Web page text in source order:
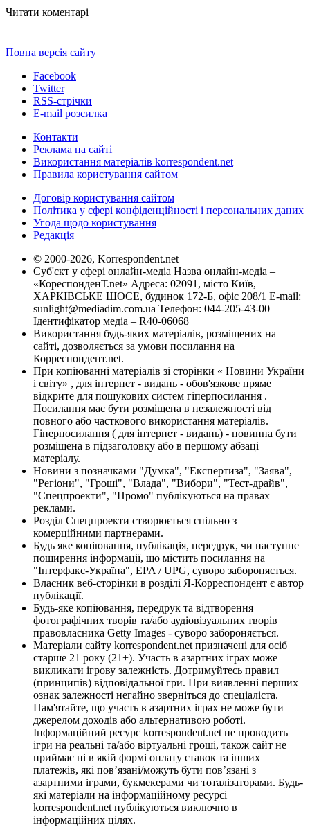
Читати коментарі
Повна версія сайту
Facebook
Twitter
RSS-стрічки
E-mail розсилка
Контакти
Реклама на сайті
Використання матеріалів korrespondent.net
Правила користування сайтом
Договір користування сайтом
Політика у сфері конфіденційності і персональних даних
Угода щодо користування
Редакція
© 2000-2026, Korrespondent.net
Суб'єкт у сфері онлайн-медіа Назва онлайн-медіа –
«КореспонденТ.net» Адреса: 02091, місто Київ,
ХАРКІВСЬКЕ ШОСЕ, будинок 172-Б, офіс 208/1 E-mail:
sunlight@mediadim.com.ua Телефон: 044-205-43-00
Ідентифікатор медіа – R40-06068
Використання будь-яких матеріалів, розміщених на
сайті, дозволяється за умови посилання на
Корреспондент.net.
При копіюванні матеріалів зі сторінки « Новини України
і світу» , для інтернет - видань - обов'язкове пряме
відкрите для пошукових систем гіперпосилання .
Посилання має бути розміщена в незалежності від
повного або часткового використання матеріалів.
Гіперпосилання ( для інтернет - видань) - повинна бути
розміщена в підзаголовку або в першому абзаці
матеріалу.
Новини з позначками "Думка", "Експертиза", "Заява",
"Регіони", "Гроші", "Влада", "Вибори", "Тест-драйв",
"Спецпроекти", "Промо" публікуються на правах
реклами.
Розділ Спецпроекти створюється спільно з
комерційними партнерами.
Будь яке копіювання, публікація, передрук, чи наступне
поширення інформації, що містить посилання на
"Інтерфакс-Україна", EPA / UPG, суворо забороняється.
Власник веб-сторінки в розділі Я-Корреспондент є автор
публікації.
Будь-яке копіювання, передрук та відтворення
фотографічних творів та/або аудіовізуальних творів
правовласника Getty Images - суворо забороняється.
Матеріали сайту korrespondent.net призначені для осіб
старше 21 року (21+). Участь в азартних іграх може
викликати ігрову залежність. Дотримуйтесь правил
(принципів) відповідальної гри. При виявленні перших
ознак залежності негайно зверніться до спеціаліста.
Пам'ятайте, що участь в азартних іграх не може бути
джерелом доходів або альтернативою роботі.
Інформаційний ресурс korrespondent.net не проводить
ігри на реальні та/або віртуальні гроші, також сайт не
приймає ні в якій формі оплату ставок та інших
платежів, які пов’язані/можуть бути пов’язані з
азартними іграми, букмекерами чи тоталізаторами. Будь-
які матеріали на інформаційному ресурсі
korrespondent.net публікуються виключно в
інформаційних цілях.